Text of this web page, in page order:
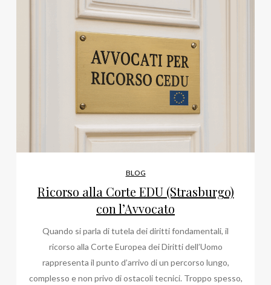
BLOG
Ricorso alla Corte EDU (Strasburgo)
con l’Avvocato
Quando si parla di tutela dei diritti fondamentali, il
ricorso alla Corte Europea dei Diritti dell’Uomo
rappresenta il punto d’arrivo di un percorso lungo,
complesso e non privo di ostacoli tecnici. Troppo spesso,